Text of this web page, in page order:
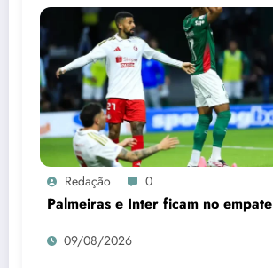
Redação 0
Palmeiras e Inter ficam no empate
09/08/2026